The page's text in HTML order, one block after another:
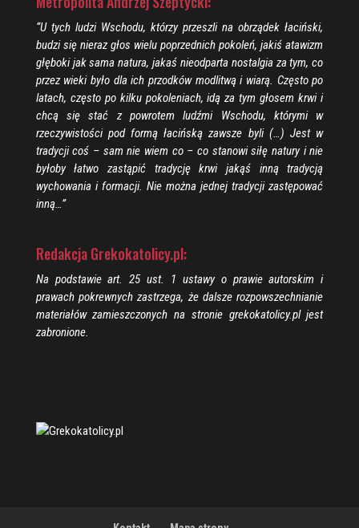
“U tych ludzi Wschodu, którzy przeszli na obrządek łaciński,
budzi się nieraz głos wielu poprzednich pokoleń, jakiś atawizm
głęboki jak sama natura, jakaś nieodparta nostalgia za tym, co
przez wieki było dla ich przodków modlitwą i wiarą. Często po
latach, często po kilku pokoleniach, idą za tym głosem krwi i
chcą się stać z powrotem ludźmi Wschodu, którymi w
rzeczywistości pod formą łacińską zawsze byli (…) Jest w
tradycji coś – sam nie wiem co – co stanowi siłę natury i nie
byłoby łatwo zastąpić tradycję krwi jakąś inną tradycją
wychowania i formacji. Nie można jednej tradycji zastępować
inną…”
Redakcja Grekokatolicy.pl:
Na podstawie art. 25 ust. 1 ustawy o prawie autorskim i
prawach pokrewnych zastrzega, że dalsze rozpowszechnianie
materiałów zamieszczonych na stronie grekokatolicy.pl jest
zabronione.